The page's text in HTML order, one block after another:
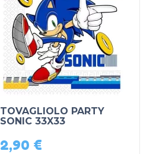
TOVAGLIOLO PARTY
SONIC 33X33
2,90 €